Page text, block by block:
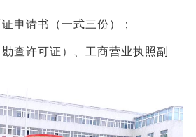
申请书（一式三份）；
勘查许可证）、工商营业执照副